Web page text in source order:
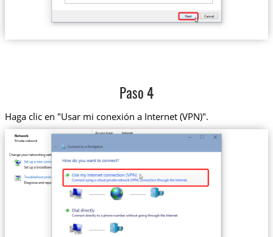
Paso 4
Haga clic en "Usar mi conexión a Internet (VPN)".